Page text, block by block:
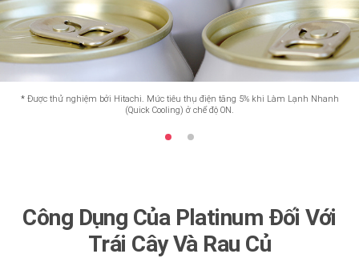
*Được thử nghiệm bởi Hitachi. Mức tiêu thụ điện tăng 5% khi Làm Lạnh Nhanh
(Quick Cooling) ở chế độ ON.
Công Dụng Của Platinum Đối Với
Trái Cây Và Rau Củ